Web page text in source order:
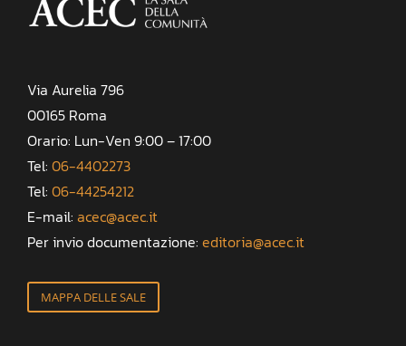
Via Aurelia 796
00165 Roma
Orario: Lun-Ven 9:00 – 17:00
Tel: 06-4402273
Tel: 06-44254212
E-mail: acec@acec.it
Per invio documentazione: editoria@acec.it
MAPPA DELLE SALE